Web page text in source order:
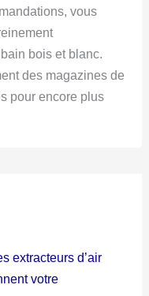
vous
bois et blanc.
des magazines de
pour encore plus